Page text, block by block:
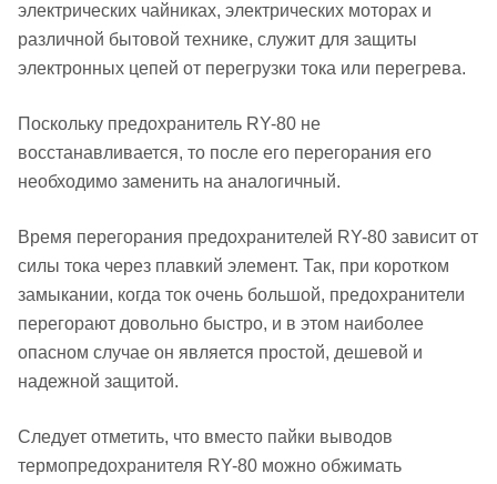
электрических чайниках, электрических моторах и
различной бытовой технике, служит для защиты
электронных цепей от перегрузки тока или перегрева.
Поскольку предохранитель RY-80 не
восстанавливается, то после его перегорания его
необходимо заменить на аналогичный.
Время перегорания предохранителей RY-80 зависит от
силы тока через плавкий элемент. Так, при коротком
замыкании, когда ток очень большой, предохранители
перегорают довольно быстро, и в этом наиболее
опасном случае он является простой, дешевой и
надежной защитой.
Следует отметить, что вместо пайки выводов
термопредохранителя RY-80 можно обжимать